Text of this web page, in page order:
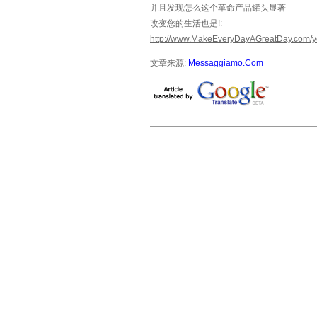
并且发现怎么这个革命产品罐头显著
改变您的生活也是!:
http://www.MakeEveryDayAGreatDay.com/
文章来源: Messaggiamo.Com